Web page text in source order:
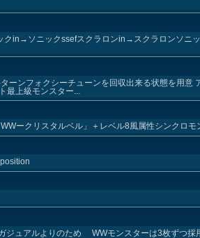
クin→ソニックssefスクラロンin→スクラロンソニ
ーンフォクシーチューンを回収出来る状態を用意
最上級モンスター...
ークリスタルベル」＋レベル8風属性シンクロモ
ュアルよりのため WWモンスターは3枚ずつ採